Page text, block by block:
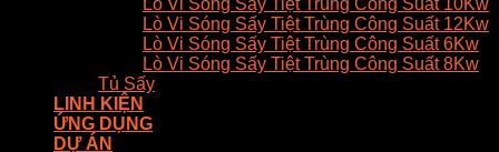
Lò Vi Sóng Sấy Tiệt Trùng Công Suất 12Kw
Lò Vi Sóng Sấy Tiệt Trùng Công Suất 6Kw
Lò Vi Sóng Sấy Tiệt Trùng Công Suất 8Kw
Tủ Sấy
LINH KIỆN
ỨNG DỤNG
DỰ ÁN